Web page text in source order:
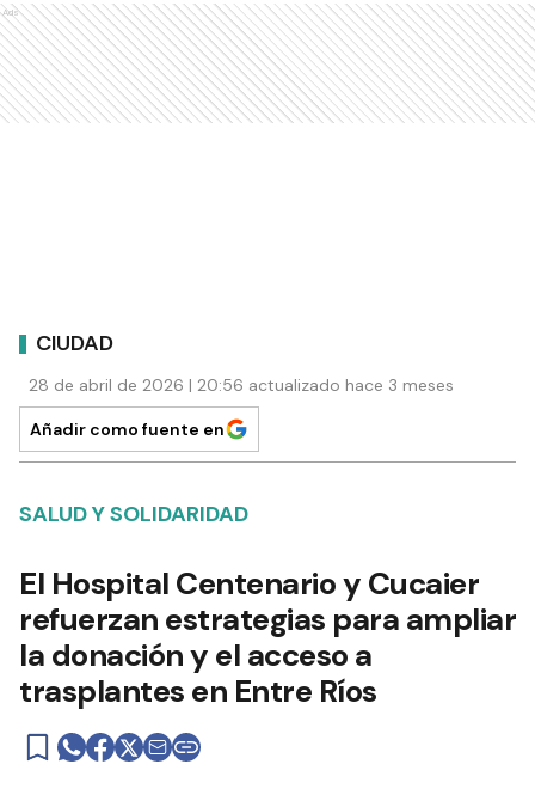
Ads
CIUDAD
28 de abril de 2026 | 20:56 actualizado hace 3 meses
Añadir como fuente en
SALUD Y SOLIDARIDAD
El Hospital Centenario y Cucaier
refuerzan estrategias para ampliar
la donación y el acceso a
trasplantes en Entre Ríos